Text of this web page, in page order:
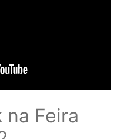
na Feira